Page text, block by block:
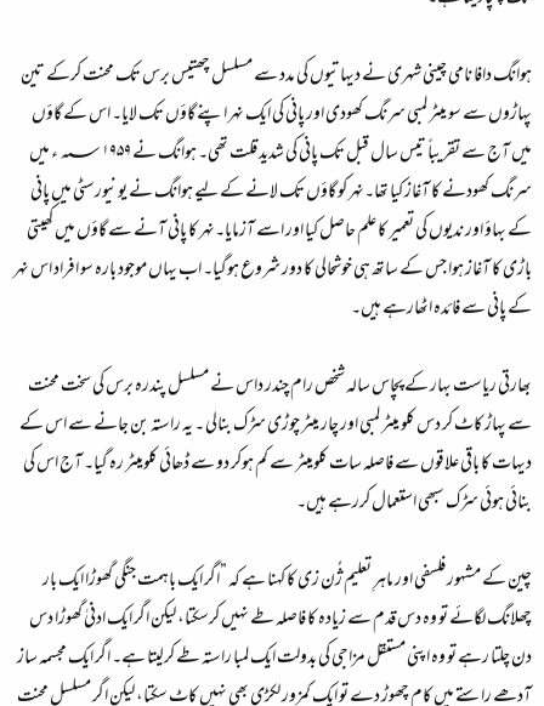
ہوانگ دافا نامی چینی شہری نے دیہاتیوں کی مدد سے مسلسل چھتیس برس تک محنت کرکے تین
پہاڑوں سے سو میٹر لمبی سرنگ کھودی اور پانی کی ایک نہر اپنے گاؤں تک لایا۔ اس کے گاؤں
میں آج سے تقریباً تیس سال قبل تک پانی کی شدید قلت تھی۔ ہوانگ نے ؁۱۹۵۹ ء میں
سرنگ کھودنے کا آغاز کیا تھا۔نہر کو گاؤں تک لانے کے لیے ہوانگ نے یونیورسٹی میں پانی
کے بہاؤ اور ندیوں کی تعمیر کا علم حاصل کیا اور اسے آزمایا۔نہر کا پانی آنے سے گاؤں میں کھیتی
باڑی کا آغاز ہوا جس کے ساتھ ہی خوشحالی کا دور شروع ہوگیا۔ اب یہاں موجود بارہ سو افراد اس نہر
کے پانی سے فائدہ اٹھارہے ہیں۔
بھارتی ریاست بہار کے پچاس سالہ شخص رام چندر داس نے مسلسل پندرہ برس کی سخت محنت
سے پہاڑ کاٹ کر دس کلو میٹر لمبی اور چار میٹر چوڑی سڑک بنالی ۔ یہ راستہ بن جانے سے اس کے
دیہات کا باقی علاقوں سے فاصلہ سات کلومیٹر سے کم ہوکر دو سے ڈھائی کلومیٹر رہ گیا۔ آج اس کی
بنائی ہوئی سڑک سبھی استعمال کررہے ہیں۔
چین کے مشہور فلسفی اور ماہرِ تعلیم ژُن زی کا کہنا ہے کہ ”اگر ایک باہمت جنگی گھوڑا ایک بار
چھلانگ لگائے تو وہ دس قدم سے زیادہ کا فاصلہ طے نہیں کرسکتا، لیکن اگر ایک ادنیٰ گھوڑا دس
دن چلتا رہے تو وہ اپنی مستقل مزاجی کی بدولت ایک لمبا راستہ طے کرلیتا ہے۔ اگر ایک مجسمہ ساز
آدھے راستے میں کام چھوڑ دے تو ایک کمزور لکڑی بھی نہیں کاٹ سکتا، لیکن اگر مسلسل محنت